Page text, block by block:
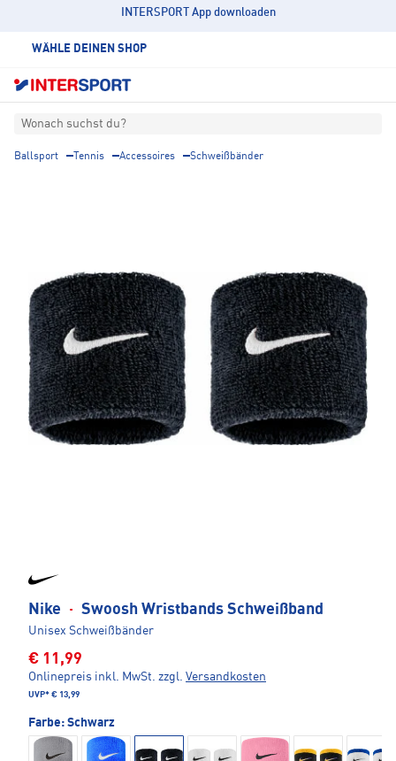
INTERSPORT App downloaden
WÄHLE DEINEN SHOP
Wonach suchst du?
Ballsport Tennis Accessoires Schweißbänder
Nike · Swoosh Wristbands Schweißband
Unisex Schweißbänder
€ 11,99
Onlinepreis inkl. MwSt. zzgl. Versandkosten
UVP* € 13,99
Farbe: Schwarz